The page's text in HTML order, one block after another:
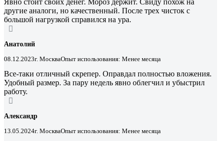
другие аналоги, но качественный. После трех чисток с
большой нагрузкой справился на ура.
Анатолий
08.12.2023г. МоскваОпыт использования: Менее месяца
Все-таки отличный скрепер. Оправдал полностью вложения.
Удобный размер. За пару недель явно облегчил и убыстрил
работу.
Александр
13.05.2024г. МоскваОпыт использования: Менее месяца